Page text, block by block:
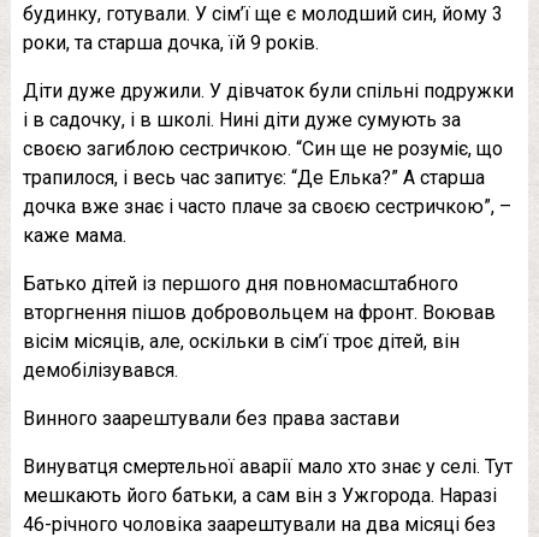
будинку, готували. У сім’ї ще є молодший син, йому 3
роки, та старша дочка, їй 9 років.
Діти дуже дружили. У дівчаток були спільні подружки
і в садочку, і в школі. Нині діти дуже сумують за
своєю загиблою сестричкою. “Син ще не розуміє, що
трапилося, і весь час запитує: “Де Елька?” А старша
дочка вже знає і часто плаче за своєю сестричкою”, –
каже мама.
Батько дітей із першого дня повномасштабного
вторгнення пішов добровольцем на фронт. Воював
вісім місяців, але, оскільки в сім’ї троє дітей, він
демобілізувався.
Винного заарештували без права застави
Винуватця смертельної аварії мало хто знає у селі. Тут
мешкають його батьки, а сам він з Ужгорода. Наразі
46-річного чоловіка заарештували на два місяці без